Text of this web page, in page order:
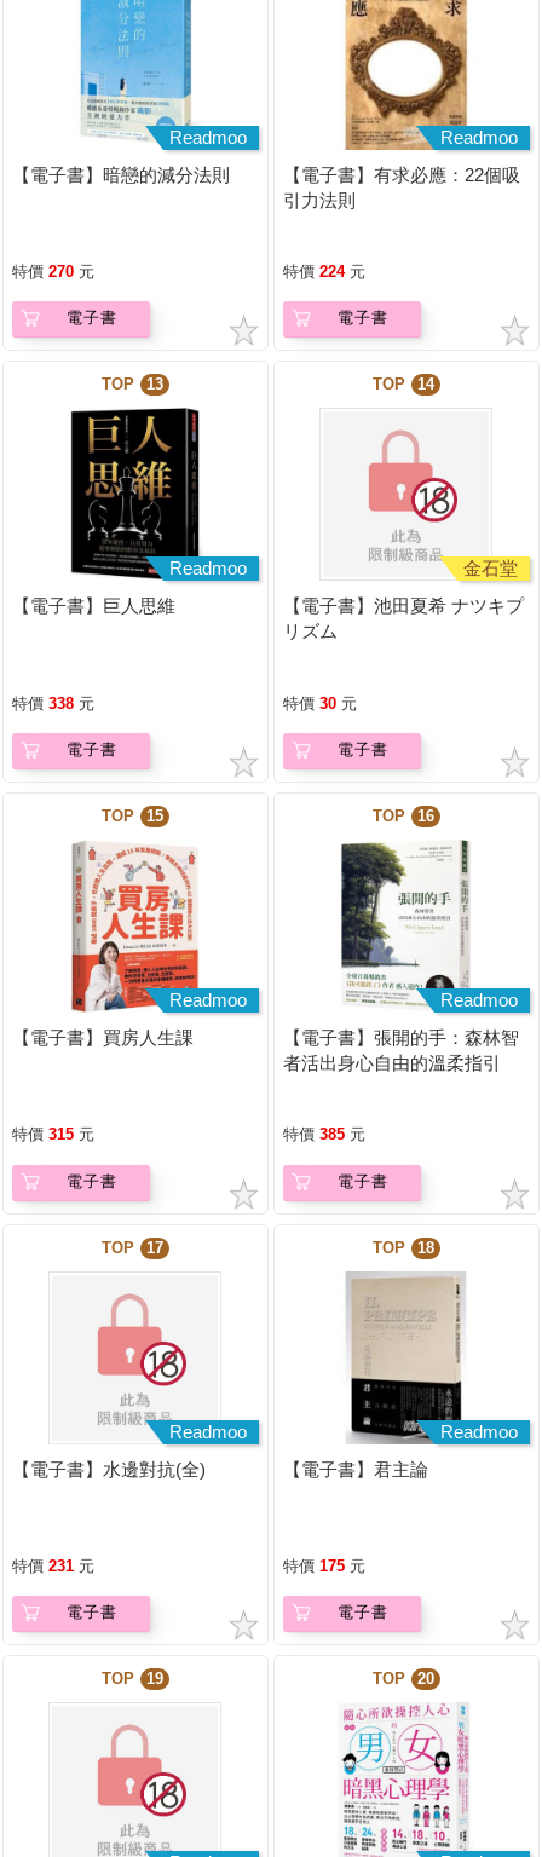
Readmoo
【電子書】暗戀的減分法則
特價 270 元
電子書
Readmoo
【電子書】有求必應：22個吸
引力法則
特價 224 元
電子書
TOP 13
Readmoo
【電子書】巨人思維
特價 338 元
電子書
TOP 14
金石堂
【電子書】池田夏希 ナツキプ
リズム
特價 30 元
電子書
TOP 15
Readmoo
【電子書】買房人生課
特價 315 元
電子書
TOP 16
Readmoo
【電子書】張開的手：森林智
者活出身心自由的溫柔指引
特價 385 元
電子書
TOP 17
Readmoo
【電子書】水邊對抗(全)
特價 231 元
電子書
TOP 18
Readmoo
【電子書】君主論
特價 175 元
電子書
TOP 19 TOP 20